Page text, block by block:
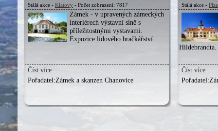
Stálá akce - Klatovy - Počet zobrazení: 7817
Zámek - v upravených zámeckých
interiérech výstavní síně s
příležitostnými vystavami.
Expozice lidového hračkářství.
Číst více
Pořadatel:Zámek a skanzen Chanovice
Stálá akce -
Hildebrandta.
Číst více
Pořadatel: